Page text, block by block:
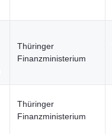
Thüringer
Finanzministerium
Thüringer
Finanzministerium